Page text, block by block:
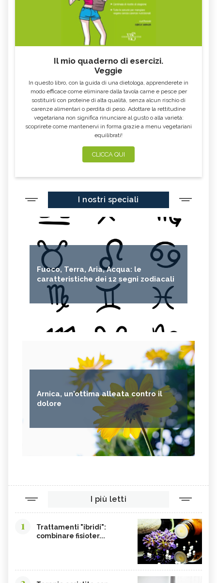
Il mio quaderno di esercizi.
Veggie
In questo libro, con la guida di una dietologa, apprenderete in
modo efficace come eliminare dalla tavola carne e pesce per
sostituirli con proteine di alta qualità, senza alcun rischio di
carenze alimentari o perdita di peso. Adottare la rettitudine
vegetariana non significa rinunciare al gusto o alla varietà:
scoprirete come mantenervi in forma grazie a menu vegetariani
equilibrati!
CLICCA QUI
I nostri speciali
Fuoco, Terra, Aria, Acqua: le
caratteristiche dei 12 segni zodiacali
Arnica, un'ottima alleata contro il
dolore
I più letti
1
Trattamenti "ibridi":
combinare fisioter...